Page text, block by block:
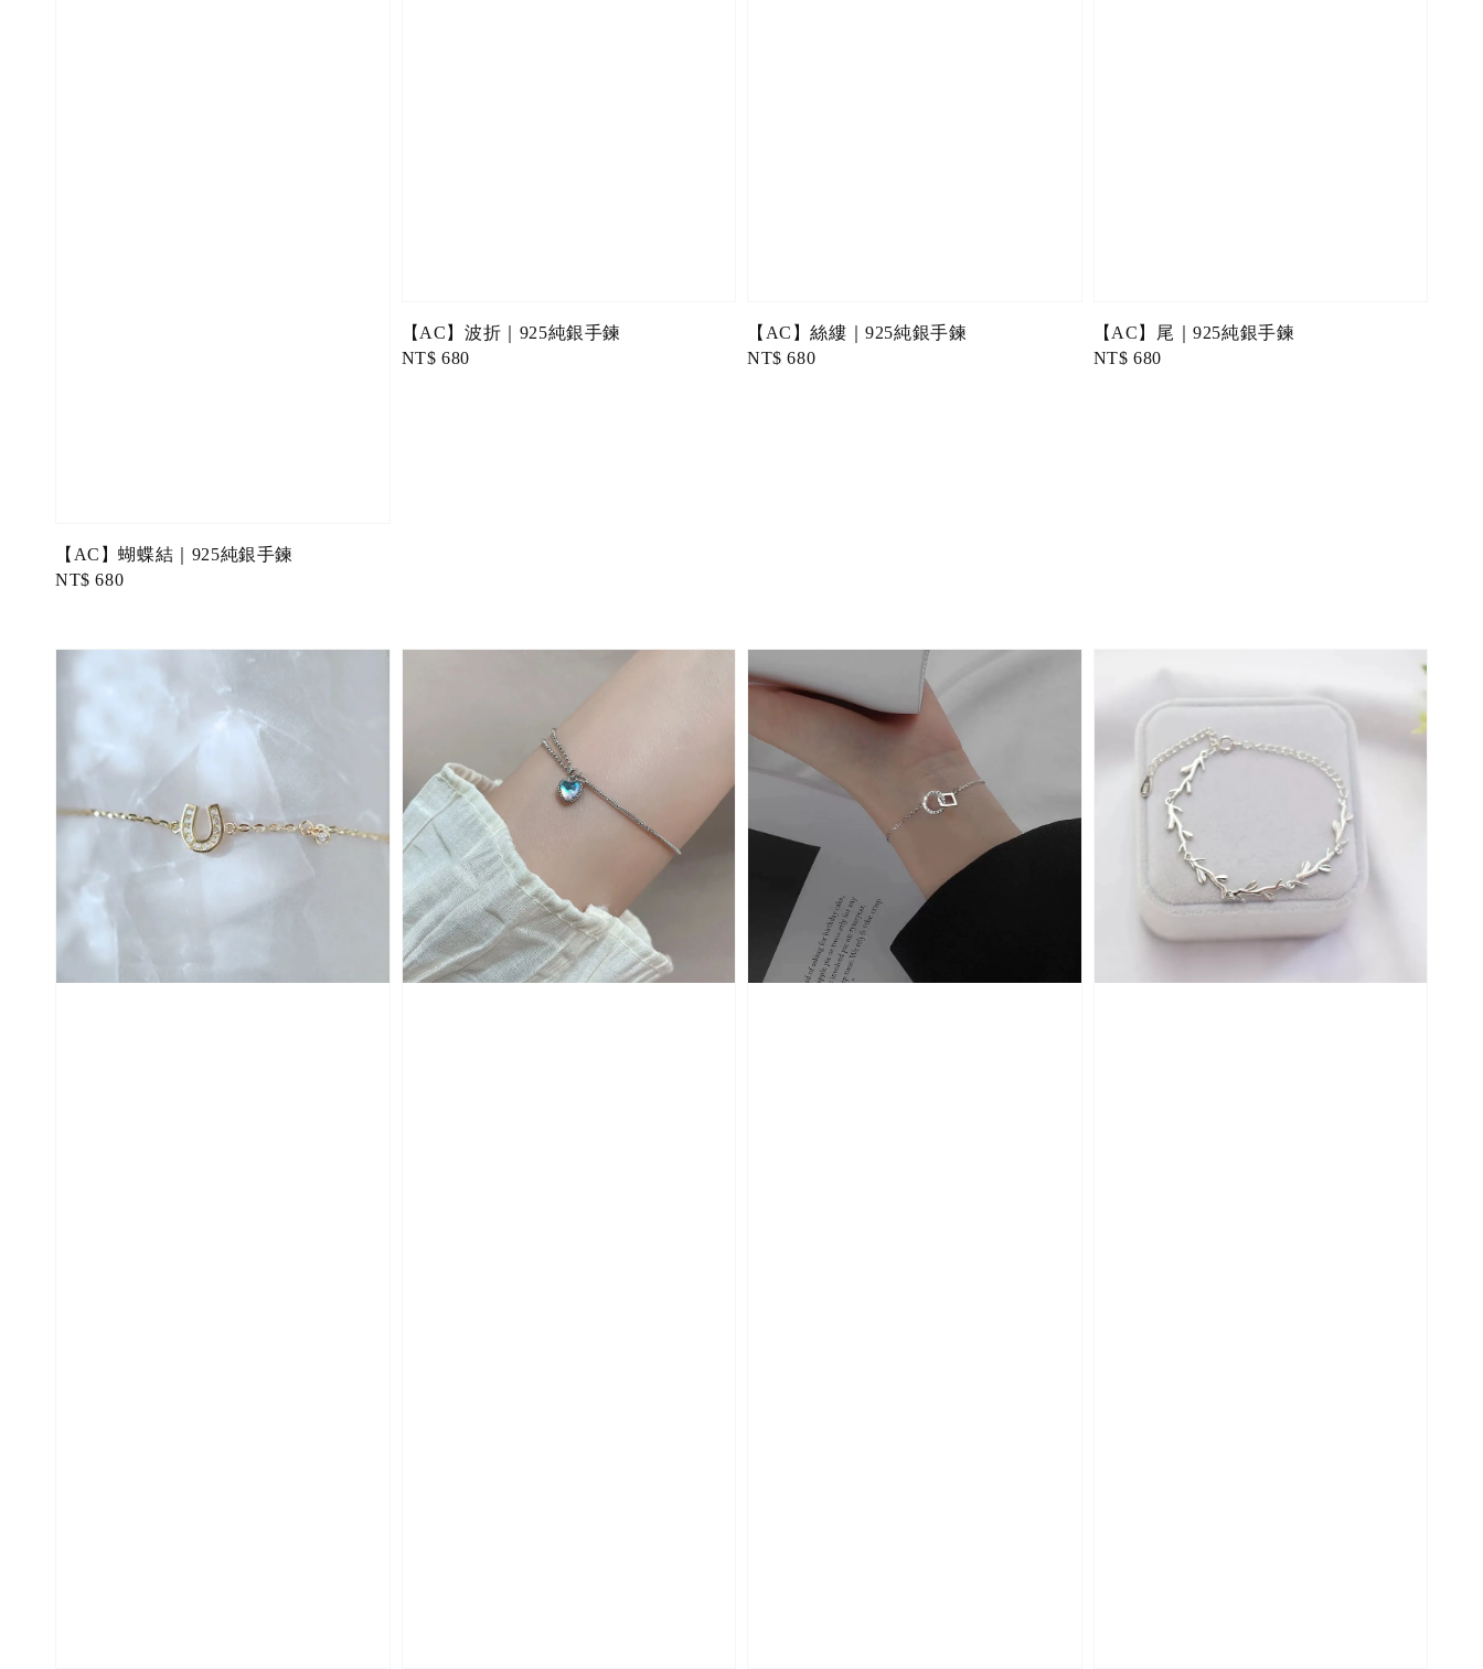
【AC】蝴蝶結｜925純銀手鍊
Regular
NT$ 680
【AC】波折｜925純銀手鍊
Regular
NT$ 680
【AC】絲縷｜925純銀手鍊
Regular
NT$ 680
【AC】尾｜925純銀手鍊
Regular
NT$ 680